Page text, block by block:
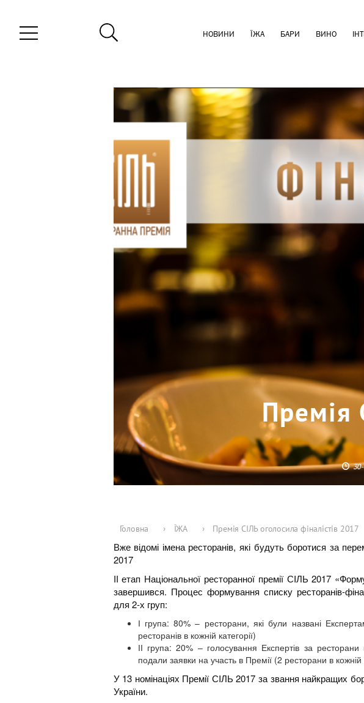
НОВИНИ ЇЖА БАРИ ВИНО
Премія
Головна › ЇЖА › Премія СІЛЬ оголосила фіналістів 2017
Вже відомі імена ресторанів, які будуть боротися за
2017
ІІ етап Національної ресторанної премії СIЛЬ 2017
завершився. Процес формування списку ресторанів-
для 2-х груп:
І група: 80% – ресторани, які були названі
ресторанів в кожній категорії)
ІІ група: 20% – голосування Експертів за ресторани
подали заявки на участь в Премії (2 ресторани в кожній
У 13 номінаціях Премії СIЛЬ 2017 за звання найкращих
України.